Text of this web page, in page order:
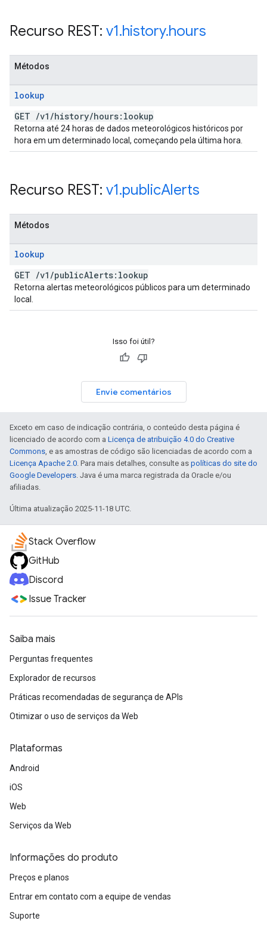
Recurso REST: v1.history.hours
Métodos
lookup
GET /v1 /history/hours:lookup
Retorna até 24 horas de dados meteorológicos históricos por
hora em um determinado local, começando pela última hora.
Recurso REST: v1.publicAlerts
Métodos
lookup
GET /v1 /publicAlerts:lookup
Retorna alertas meteorológicos públicos para um determinado
local.
Isso foi útil?
Envie comentários
Exceto em caso de indicação contrária, o conteúdo desta página é
licenciado de acordo com a Licença de atribuição 4.0 do Creative
Commons, e as amostras de código são licenciadas de acordo com a
Licença Apache 2.0. Para mais detalhes, consulte as políticas do site do
Google Developers. Java é uma marca registrada da Oracle e/ou
afiliadas.
Última atualização 2025-11-18 UTC.
Stack Overflow
GitHub
Discord
Issue Tracker
Saiba mais
Perguntas frequentes
Explorador de recursos
Práticas recomendadas de segurança de APIs
Otimizar o uso de serviços da Web
Plataformas
Android
iOS
Web
Serviços da Web
Informações do produto
Preços e planos
Entrar em contato com a equipe de vendas
Suporte